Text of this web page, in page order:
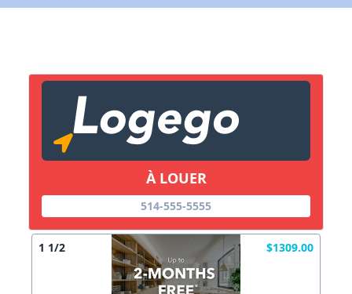
À LOUER
514-555-5555
1 1/2 $1309.00
X Fermer Envoyez
Copier lien
X Fermer